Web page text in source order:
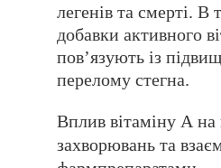
легенів та смерті. В
добавки активного
повʼязують із
перелому стегна.
Вплив вітаміну А на
захворювань та